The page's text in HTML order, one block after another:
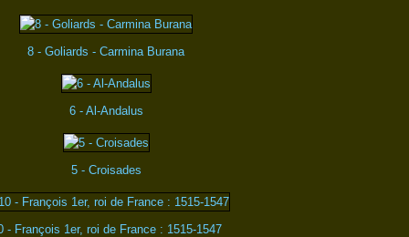
8 - Goliards - Carmina Burana
6 - Al-Andalus
5 - Croisades
- François 1er, roi de France : 1515-1547